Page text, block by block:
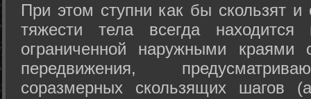
При этом ступни как бы скользят
тяжести тела всегда
ограниченной наружными краями
передвижения,
соразмерных скользящих шагов